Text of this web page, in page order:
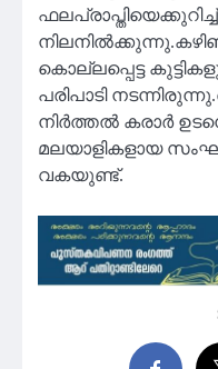
കൊല്ലപ്പെട്ട
പരിപാടി
നിർത്തൽ കരാർ
മലയാളികളായ
വകയുണ്ട്.